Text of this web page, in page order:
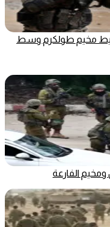
مخيم طولكرم وسط
الفارعة